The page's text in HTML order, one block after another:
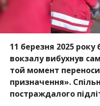
11 березня 2025 року
вокзалу вибухнув
той момент
призначення».
постраждалого